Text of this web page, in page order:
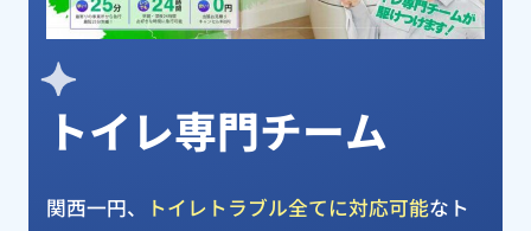
トイレ専門チーム
関西一円、 トイレトラブル全てに対応可能なト